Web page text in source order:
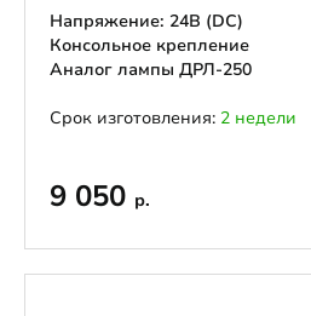
Напряжение: 24В (DС)
Консольное крепление
Аналог лампы ДРЛ-250
Срок изготовления: 2 недели
9 050 р.